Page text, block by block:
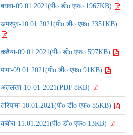
बघवा-09.01.2021(पीo डीo एफo 1967KB)
अमरपुर-10.01.2021(पीo डीo एफo 2351KB)
कढैया-09.01.2021(पीo डीo एफo 597KB)
पामा-09.01.2021(पीo डीo एफo 91KB)
अतलखा-10-01-2021(PDF 8KB)
तरियामा-10.01.2021(पीo डीo एफo 85KB)
कबीरा-11.01.2021(पीo डीo एफo 13KB)